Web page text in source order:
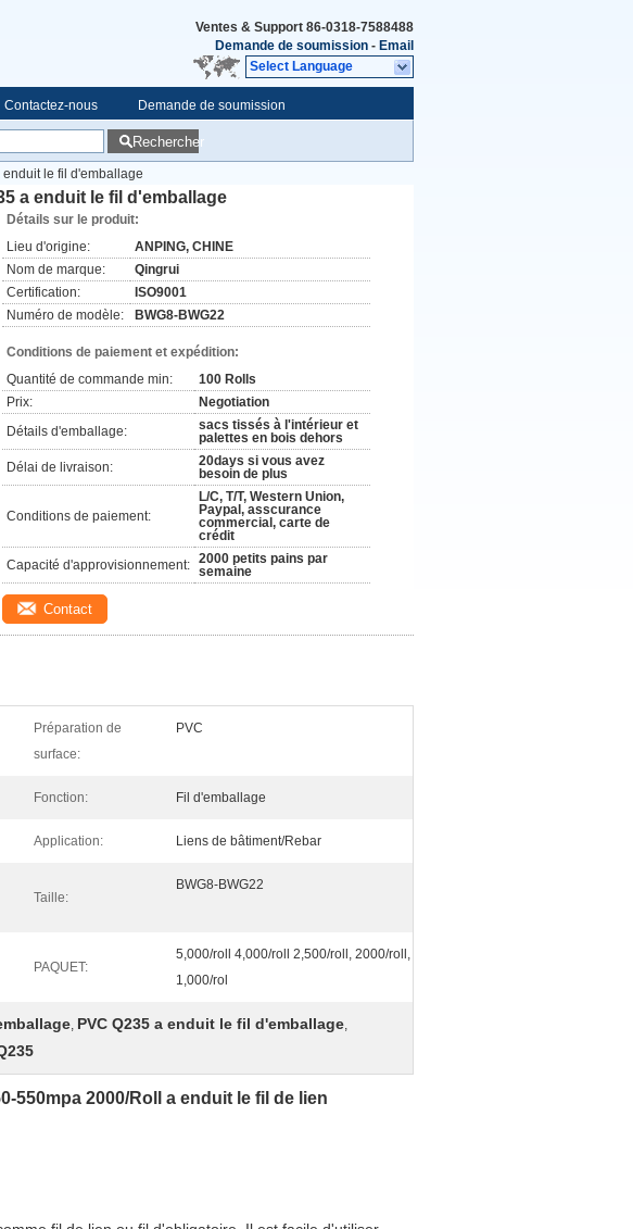
Ventes & Support 86-0318-7588488
Demande de soumission - Email
Select Language
Contactez-nous Demande de soumission
Rechercher
le fil d'emballage
a enduit le fil d'emballage
Détails sur le produit:
Lieu d'origine:
ANPING, CHINE
Nom de marque:
Qingrui
Certification:
ISO9001
Numéro de modèle:
BWG8-BWG22
Conditions de paiement et expédition:
Quantité de commande min:
100 Rolls
Prix:
Negotiation
Détails d'emballage:
sacs tissés à l'intérieur et
palettes en bois dehors
Délai de livraison:
20days si vous avez
besoin de plus
Conditions de paiement:
L/C, T/T, Western Union,
Paypal, asscurance
commercial, carte de
crédit
Capacité d'approvisionnement: 2000 petits pains par
semaine
Contact
Préparation de
surface:
PVC
Fonction: Fil d'emballage
Application: Liens de bâtiment/Rebar
Taille:
BWG8-BWG22
PAQUET:
5,000/roll 4,000/roll 2,500/roll, 2000/roll,
1,000/rol
, PVC Q235 a enduit le fil d'emballage,
550mpa 2000/Roll a enduit le fil de lien